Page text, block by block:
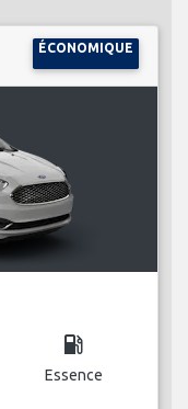
ÉCONOMIQUE
local_gas_station
Essence